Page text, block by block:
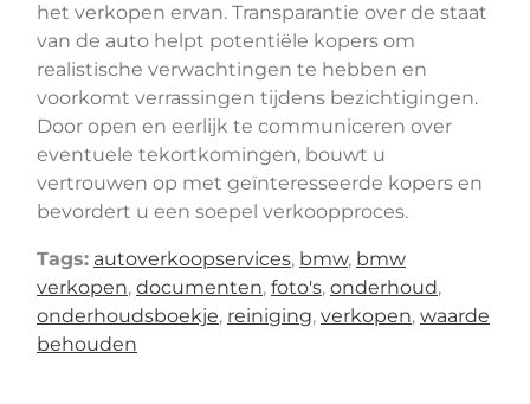
het verkopen ervan. Transparantie over de staat
van de auto helpt potentiële kopers om
realistische verwachtingen te hebben en
voorkomt verrassingen tijdens bezichtigingen.
Door open en eerlijk te communiceren over
eventuele tekortkomingen, bouwt u
vertrouwen op met geïnteresseerde kopers en
bevordert u een soepel verkoopproces.
Tags: autoverkoopservices, bmw, bmw
verkopen, documenten, foto's, onderhoud,
onderhoudsboekje, reiniging, verkopen, waarde
behouden